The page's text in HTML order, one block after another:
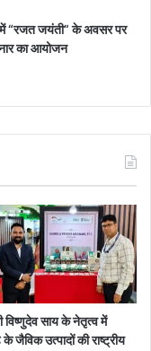
में “रजत जयंती” के अवसर पर
का आयोजन
विष्णुदेव साय के नेतृत्व में
जैविक उत्पादों की राष्ट्रीय